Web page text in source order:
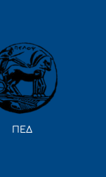
ΠΕΔ